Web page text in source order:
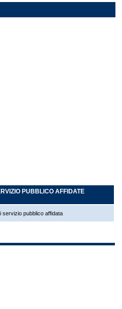
PUBBLICO AFFIDATE
servizio pubblico affidata